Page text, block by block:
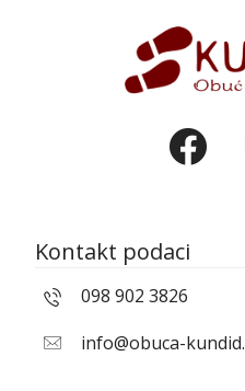
Kontakt podaci
098 902 3826
info@obuca-